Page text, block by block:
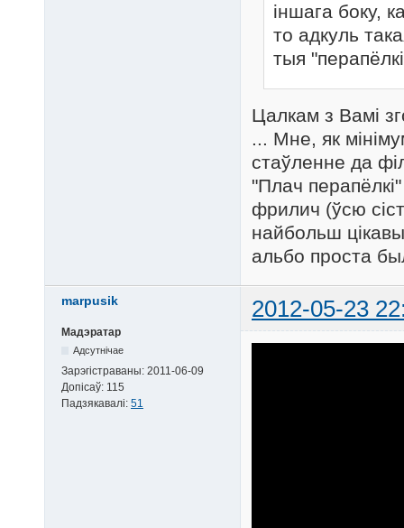
іншага боку,
то адкуль
тыя
Цалкам з Вамі
... Мне, як
стаўленне да
"Плач
фрилич (ўсю
найбольш
альбо проста
marpusik 2012-05-23
Мадэратар
Адсутнічае
Зарэгістраваны: 2011-06-09
Допісаў: 115
Падзякавалі: 51